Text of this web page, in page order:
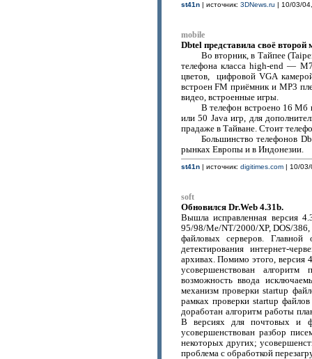
st41n| источник: 3DNews.ru | 10/03/
mobile
Dbtel представила своё
Во вторник, в Тайпее
телефона класса high-end —
цветов, цифровой VGA
встроен FM приёмник и MP3
видео, встроенные игры.
В телефон встроено 16 Мб
или 50 Java игр, для
прадаже в Тайване. Стоит
Большинство телефонов
рынках Европы и в Индонезии.
st41n| источник: digitimes.com| 10/03/
soft
Обновился Dr.Web 4.31b.
Вышла исправленная версия
95/98/Me/NT/2000/XP, DOS/
файловых серверов. Главной
детектирования интернет-
архивах. Помимо этого, версия
усовершенствован
возможность ввода
механизм проверки startup
рамках проверки startup
доработан алгоритм работы
В версиях для почтовых и
усовершенствован разбор
некоторых других;
проблема с обработкой